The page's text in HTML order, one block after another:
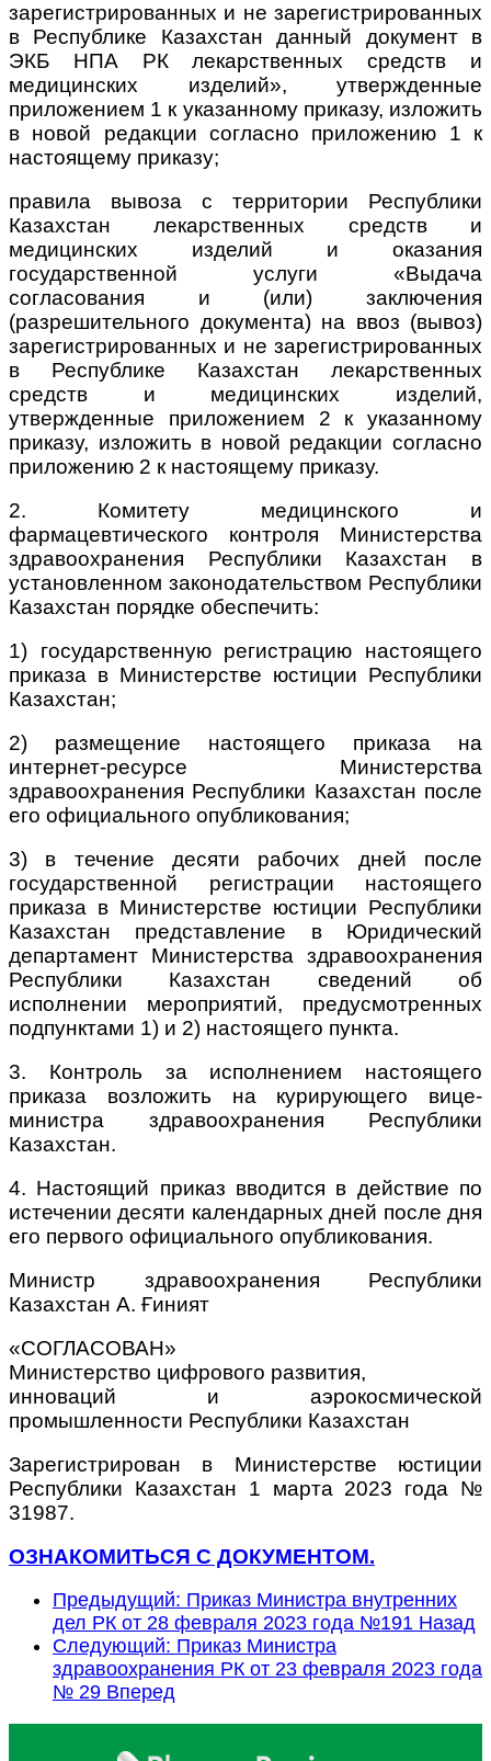
зарегистрированных и не зарегистрированных
в Республике Казахстан данный документ в
ЭКБ НПА РК лекарственных средств и
медицинских изделий», утвержденные
приложением 1 к указанному приказу, изложить
в новой редакции согласно приложению 1 к
настоящему приказу;
правила вывоза с территории Республики
Казахстан лекарственных средств и
медицинских изделий и оказания
государственной услуги «Выдача
согласования и (или) заключения
(разрешительного документа) на ввоз (вывоз)
зарегистрированных и не зарегистрированных
в Республике Казахстан лекарственных
средств и медицинских изделий,
утвержденные приложением 2 к указанному
приказу, изложить в новой редакции согласно
приложению 2 к настоящему приказу.
2. Комитету медицинского и
фармацевтического контроля Министерства
здравоохранения Республики Казахстан в
установленном законодательством Республики
Казахстан порядке обеспечить:
1) государственную регистрацию настоящего
приказа в Министерстве юстиции Республики
Казахстан;
2) размещение настоящего приказа на
интернет-ресурсе Министерства
здравоохранения Республики Казахстан после
его официального опубликования;
3) в течение десяти рабочих дней после
государственной регистрации настоящего
приказа в Министерстве юстиции Республики
Казахстан представление в Юридический
департамент Министерства здравоохранения
Республики Казахстан сведений об
исполнении мероприятий, предусмотренных
подпунктами 1) и 2) настоящего пункта.
3. Контроль за исполнением настоящего
приказа возложить на курирующего вице-
министра здравоохранения Республики
Казахстан.
4. Настоящий приказ вводится в действие по
истечении десяти календарных дней после дня
его первого официального опубликования.
Министр здравоохранения Республики
Казахстан А. Ғиният
«СОГЛАСОВАН»
Министерство цифрового развития,
инноваций и аэрокосмической
промышленности Республики Казахстан
Зарегистрирован в Министерстве юстиции
Республики Казахстан 1 марта 2023 года №
31987.
ОЗНАКОМИТЬСЯ С ДОКУМЕНТОМ.
Предыдущий: Приказ Министра внутренних
дел РК от 28 февраля 2023 года №191 Назад
Следующий: Приказ Министра
здравоохранения РК от 23 февраля 2023 года
№ 29 Вперед